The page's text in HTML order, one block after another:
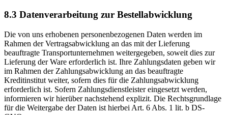
8.3 Datenverarbeitung zur Bestellabwicklung
Die von uns erhobenen personenbezogenen Daten werden im
Rahmen der Vertragsabwicklung an das mit der Lieferung
beauftragte Transportunternehmen weitergegeben, soweit dies zur
Lieferung der Ware erforderlich ist. Ihre Zahlungsdaten geben wir
im Rahmen der Zahlungsabwicklung an das beauftragte
Kreditinstitut weiter, sofern dies für die Zahlungsabwicklung
erforderlich ist. Sofern Zahlungsdienstleister eingesetzt werden,
informieren wir hierüber nachstehend explizit. Die Rechtsgrundlage
für die Weitergabe der Daten ist hierbei Art. 6 Abs. 1 lit. b DS-